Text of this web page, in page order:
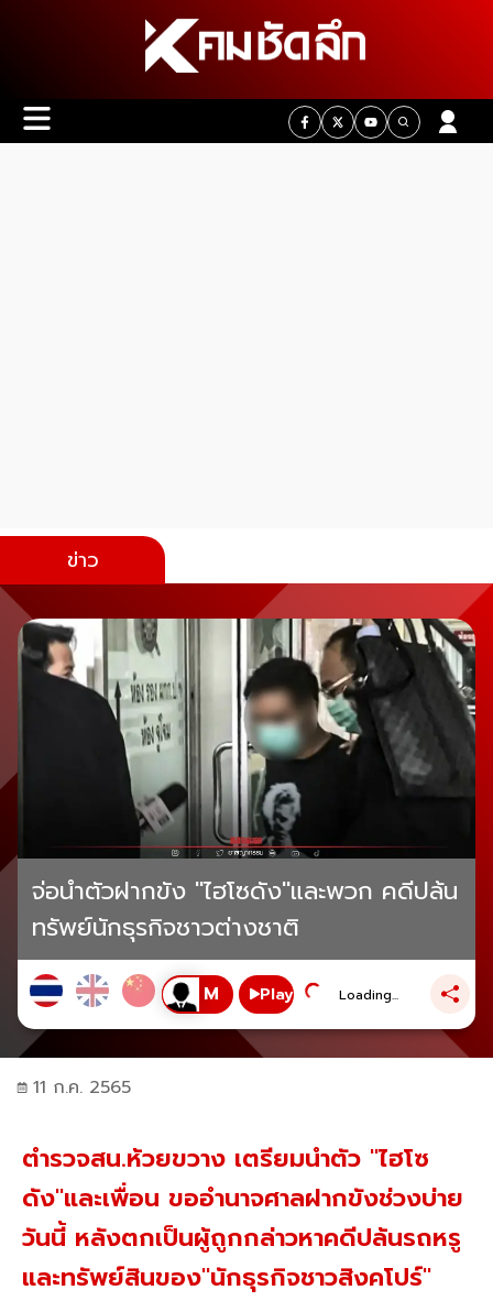
ข่าว
จ่อนำตัวฝากขัง "ไฮโซดัง"และพวก คดีปล้น
ทรัพย์นักธุรกิจชาวต่างชาติ
Play Loading...
11 ก.ค. 2565
ตำรวจสน.ห้วยขวาง เตรียมนำตัว "ไฮโซ
ดัง"และเพื่อน ขออำนาจศาลฝากขังช่วงบ่าย
วันนี้ หลังตกเป็นผู้ถูกกล่าวหาคดีปล้นรถหรู
และทรัพย์สินของ"นักธุรกิจชาวสิงคโปร์"